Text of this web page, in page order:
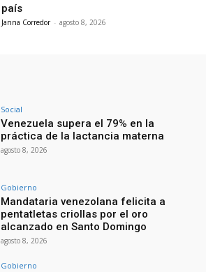
país
Janna Corredor - agosto 8, 2026
Social
Venezuela supera el 79% en la
práctica de la lactancia materna
agosto 8, 2026
Gobierno
Mandataria venezolana felicita a
pentatletas criollas por el oro
alcanzado en Santo Domingo
agosto 8, 2026
Gobierno